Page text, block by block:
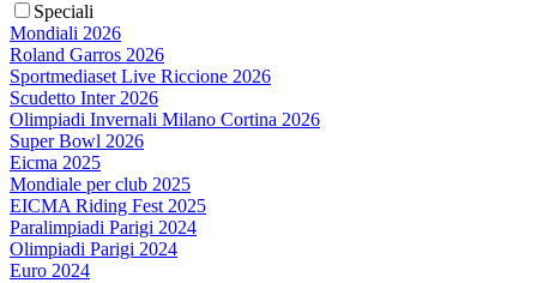
Speciali
Mondiali 2026
Roland Garros 2026
Sportmediaset Live Riccione 2026
Scudetto Inter 2026
Olimpiadi Invernali Milano Cortina 2026
Super Bowl 2026
Eicma 2025
Mondiale per club 2025
EICMA Riding Fest 2025
Paralimpiadi Parigi 2024
Olimpiadi Parigi 2024
Euro 2024